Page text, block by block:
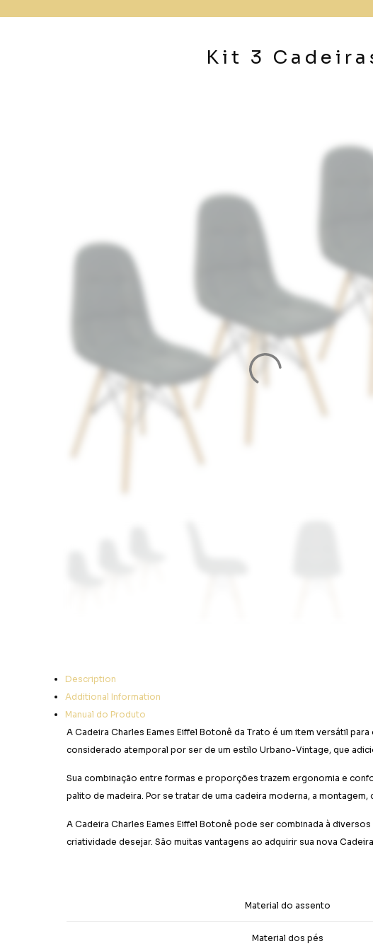
Kit 3
Description
Additional Information
Manual do Produto
A Cadeira Charles Eames Eiffel Botonê da Trato é um item versátil
considerado atemporal por ser de um estilo Urbano-Vintage, que
Sua combinação entre formas e proporções trazem ergonomia e
palito de madeira. Por se tratar de uma cadeira moderna, a
A Cadeira Charles Eames Eiffel Botonê pode ser combinada à
criatividade desejar. São muitas vantagens ao adquirir sua nova
Material do assento
Material dos pés